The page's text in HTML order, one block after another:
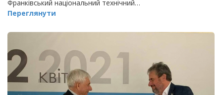
Франківський національний технічний…
Переглянути